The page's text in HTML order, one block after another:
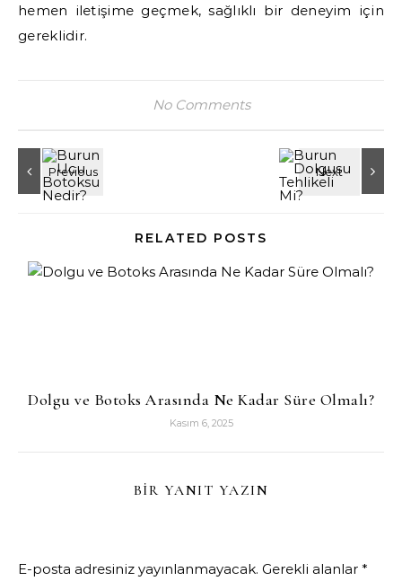
hemen iletişime geçmek, sağlıklı bir deneyim için
gereklidir.
No Comments
RELATED POSTS
Dolgu ve Botoks Arasında Ne Kadar Süre Olmalı?
Kasım 6, 2025
BIR YANIT YAZIN
E-posta adresiniz yayınlanmayacak. Gerekli alanlar *